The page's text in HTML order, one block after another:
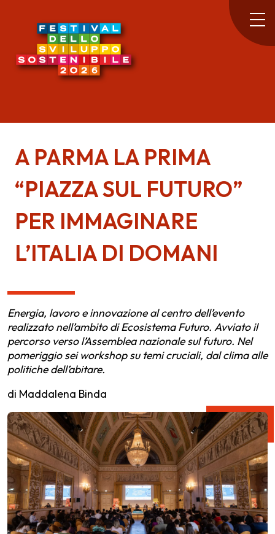
A PARMA LA PRIMA
“PIAZZA SUL FUTURO”
PER IMMAGINARE
L’ITALIA DI DOMANI
Energia, lavoro e innovazione al centro dell’evento
realizzato nell’ambito di Ecosistema Futuro. Avviato il
percorso verso l’Assemblea nazionale sul futuro. Nel
pomeriggio sei workshop su temi cruciali, dal clima alle
politiche dell’abitare.
di Maddalena Binda